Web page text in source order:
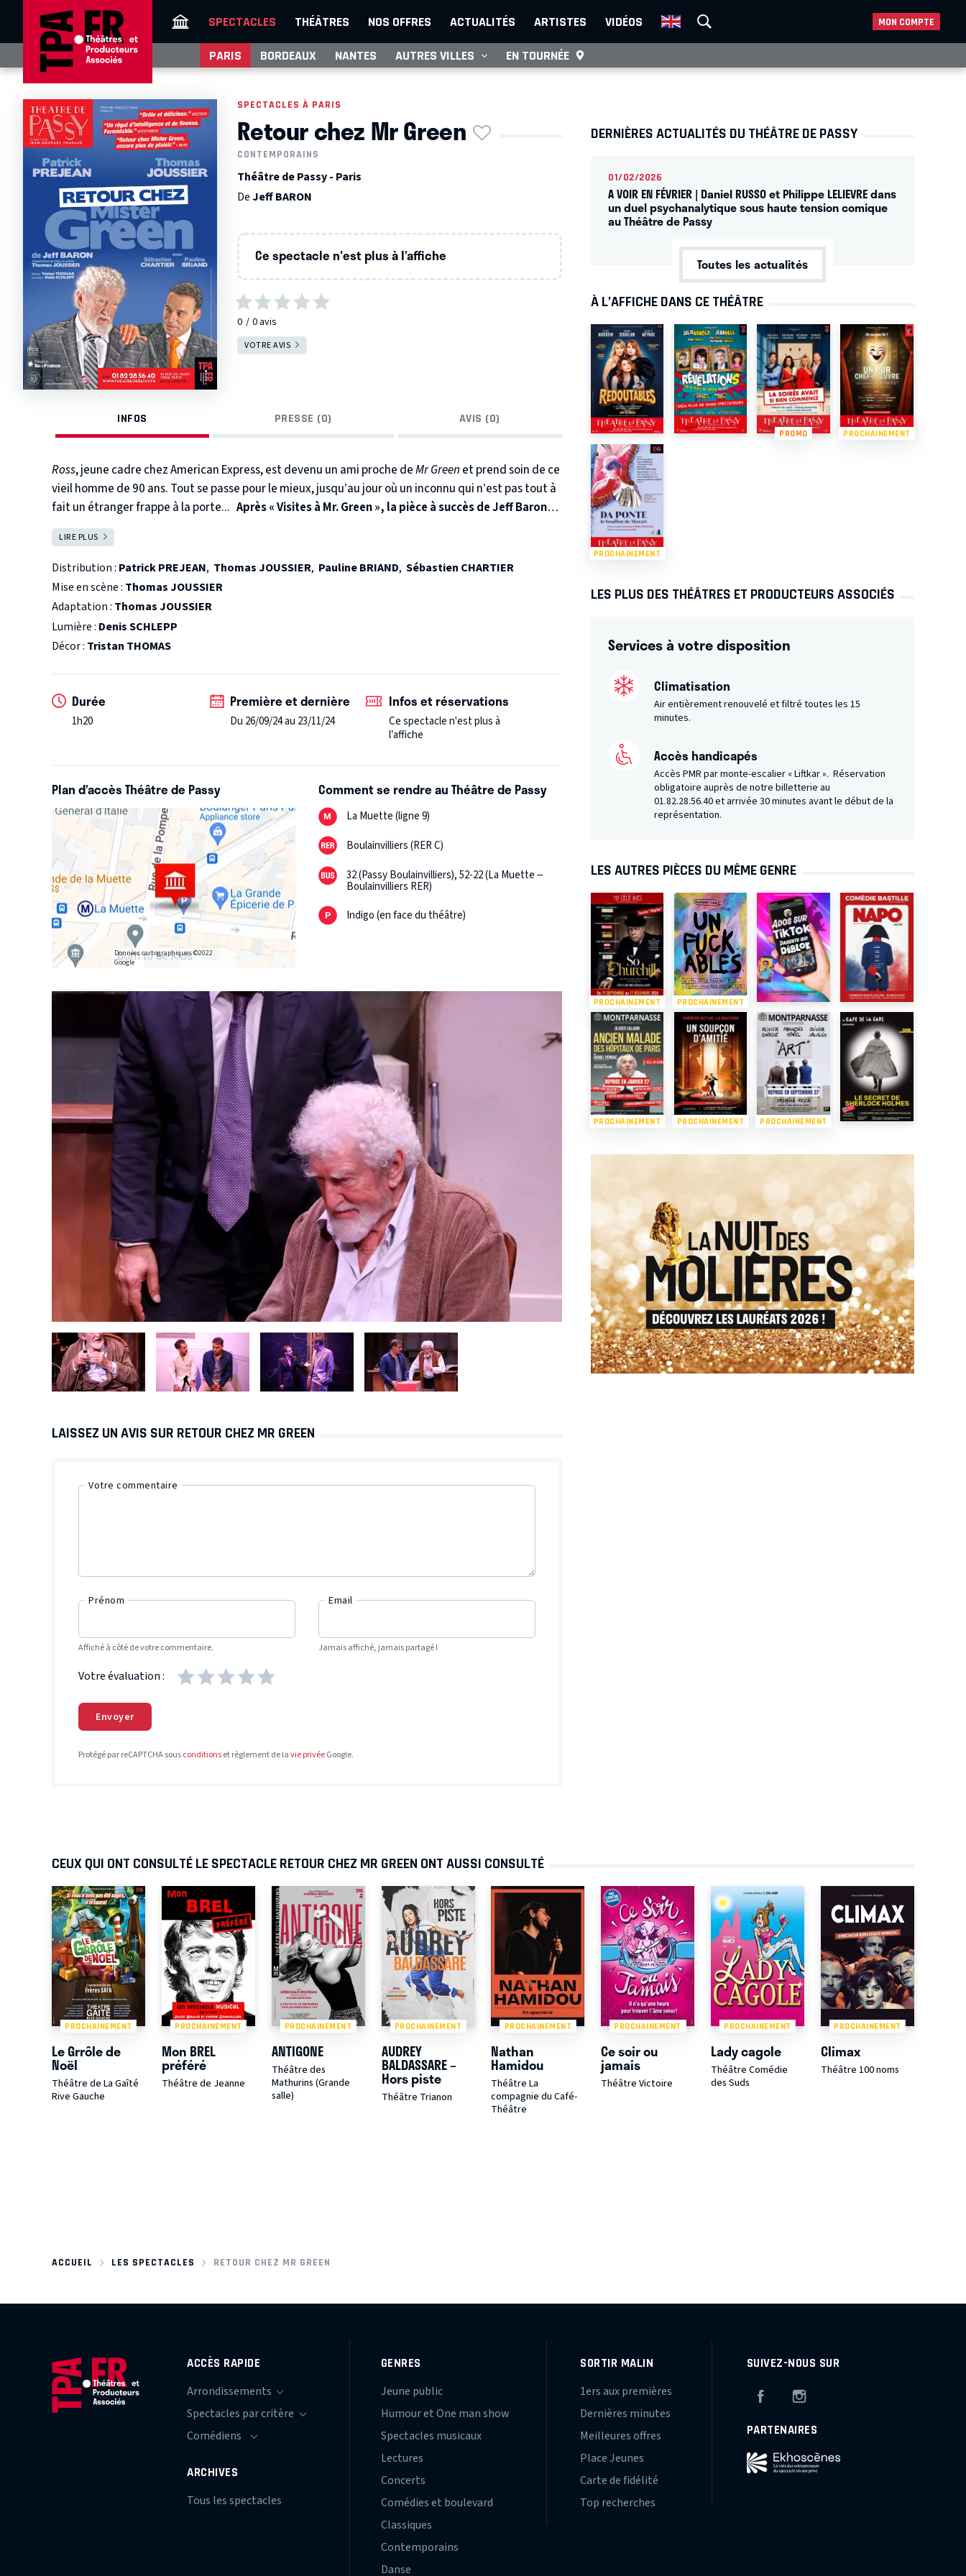
SPECTACLES THÉÂTRES NOS OFFRES ACTUALITÉS ARTISTES VIDÉOS MON COMPTE
PARIS BORDEAUX NANTES AUTRES VILLES EN TOURNÉE
SPECTACLES À PARIS
Retour chez Mr Green
CONTEMPORAINS
Théâtre de Passy - Paris
DeJeff BARON
Ce spectacle n'est plus à l’affiche
0 0avis
VOTRE AVIS
INFOS PRESSE (0) AVIS (0)
Ross, jeune cadre chez American Express, est devenu un ami proche deMr Green et prend soin de ce
vieil homme de 90 ans. Tout se passe pour le mieux, jusqu’au jour où un inconnu qui n’est pas tout à
fait un étranger frappe à la porte... Après « Visites à Mr. Green », la pièce à succès de Jeff Baron,
la suite de cette histoire toujours aussi drôle et émouvante.
LIRE PLUS
Distribution : Patrick PREJEAN, Thomas JOUSSIER, Pauline BRIAND, Sébastien CHARTIER
Mise en scène : Thomas JOUSSIER
Adaptation : Thomas JOUSSIER
Lumière : Denis SCHLEPP
Décor : Tristan THOMAS
Durée
1h20
Première et dernière
Du 26/09/24 au 23/11/24
Infos et réservations
Ce spectacle n'est plus à
l’affiche
Plan d’accès Théâtre de Passy
Données cartographiques ©2022
Google
Comment se rendre au Théâtre de Passy
La Muette (ligne 9)
Boulainvilliers (RER C)
32 (Passy Boulainvilliers), 52-22 (La Muette –
Boulainvilliers RER)
Indigo (en face du théâtre)
LAISSEZ UN AVIS SUR RETOUR CHEZ MR GREEN
Votre commentaire
Prénom
Affiché à côté de votre commentaire.
Email
Jamais affiché, jamais partagé !
Votre évaluation :
Envoyer
Protégé par reCAPTCHA sousconditionset règlement de lavie privéeGoogle.
DERNIÈRES ACTUALITÉS DU THÉÂTRE DE PASSY
01/02/2026
A VOIR EN FÉVRIER | Daniel RUSSO et Philippe LELIEVRE dans
un duel psychanalytique sous haute tension comique
au Théâtre de Passy
Toutes les actualités
À L’AFFICHE DANS CE THÉÂTRE
PROMO PROCHAINEMENT
PROCHAINEMENT
LES PLUS DES THÉÂTRES ET PRODUCTEURS ASSOCIÉS
Services à votre disposition
Climatisation
Air entièrement renouvelé et filtré toutes les 15
minutes.
Accès handicapés
Accès PMR par monte-escalier « Liftkar ». Réservation
obligatoire auprès de notre billetterie au
01.82.28.56.40et arrivée 30 minutes avant le début de la
représentation.
LES AUTRES PIÈCES DU MÊME GENRE
PROCHAINEMENT PROCHAINEMENT
PROCHAINEMENT PROCHAINEMENT PROCHAINEMENT
CEUX QUI ONT CONSULTÉ LE SPECTACLE RETOUR CHEZ MR GREEN ONT AUSSI CONSULTÉ
PROCHAINEMENT
Le Grrôle de
Noël
Théâtre de La Gaîté
Rive Gauche
PROCHAINEMENT
Mon BREL
préféré
Théâtre de Jeanne
PROCHAINEMENT
ANTIGONE
Théâtre des
Mathurins (Grande
salle)
PROCHAINEMENT
AUDREY
BALDASSARE –
Hors piste
Théâtre Trianon
PROCHAINEMENT
Nathan
Hamidou
Théâtre La
compagnie du Café-
Théâtre
PROCHAINEMENT
Ce soir ou
jamais
Théâtre Victoire
PROCHAINEMENT
Lady cagole
Théâtre Comédie
des Suds
PROCHAINEMENT
Climax
Théâtre 100 noms
ACCUEIL LES SPECTACLES RETOUR CHEZ MR GREEN
ACCÈS RAPIDE
ARCHIVES
Tous les spectacles
GENRES
Jeune public
Humour et One man show
Spectacles musicaux
Lectures
Concerts
Comédies et boulevard
Classiques
Contemporains
Danse
SORTIR MALIN
1ers aux premières
Dernières minutes
Meilleures offres
Place Jeunes
Carte de fidélité
Top recherches
SUIVEZ-NOUS SUR
Facebook
PARTENAIRES